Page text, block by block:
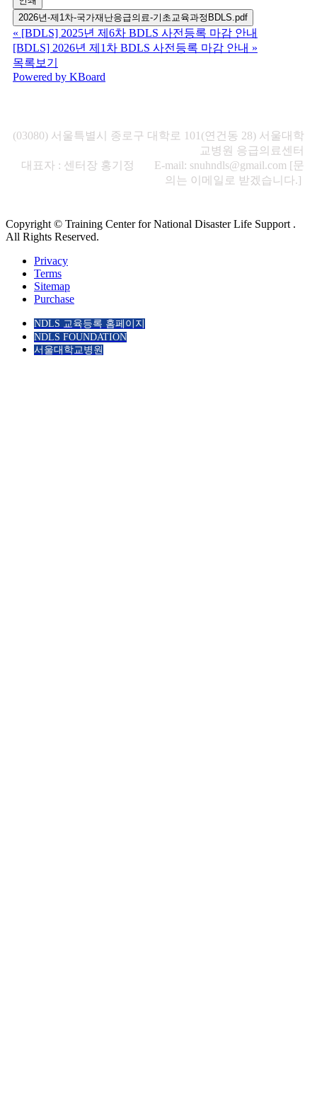
2026년-제1차-국가재난응급의료-기초교육과정BDLS.pdf
« [BDLS] 2025년 제6차 BDLS 사전등록 마감 안내
[BDLS] 2026년 제1차 BDLS 사전등록 마감 안내 »
목록보기
Powered by KBoard
(03080) 서울특별시 종로구 대학로 101(연건동 28) 서울대학
교병원 응급의료센터
대표자 : 센터장 홍기정 E-mail: snuhndls@gmail.com [문
의는 이메일로 받겠습니다.]
Copyright © Training Center for National Disaster Life Support .
All Rights Reserved.
Privacy
Terms
Sitemap
Purchase
NDLS 교육등록 홈페이지
NDLS FOUNDATION
서울대학교병원